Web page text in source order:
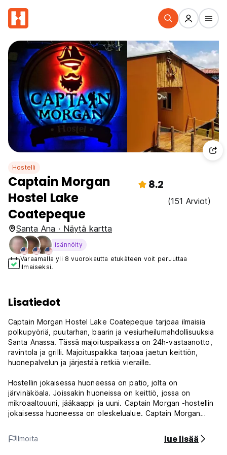
Hostelli
Captain Morgan
Hostel Lake
Coatepeque
8.2
(151 Arviot)
Santa Ana · Näytä kartta
isännöity
Varaamalla yli 8 vuorokautta etukäteen voit peruuttaa
ilmaiseksi.
Lisatiedot
Captain Morgan Hostel Lake Coatepeque tarjoaa ilmaisia ​​
polkupyöriä, puutarhan, baarin ja vesiurheilumahdollisuuksia
Santa Anassa. Tässä majoituspaikassa on 24h-vastaanotto,
ravintola ja grilli. Majoituspaikka tarjoaa jaetun keittiön,
huonepalvelun ja järjestää retkiä vieraille.
Hostellin jokaisessa huoneessa on patio, jolta on
järvinäköala. Joissakin huoneissa on keittiö, jossa on
mikroaaltouuni, jääkaappi ja uuni. Captain Morgan -hostellin
jokaisessa huoneessa on oleskelualue. Captain Morgan
ympäröivällä alueella on tarjolla erilaisia ​​suosittuja
aktiviteetteja, kuten pyöräilyä ja kalastusta.
Ilmoita lue lisää